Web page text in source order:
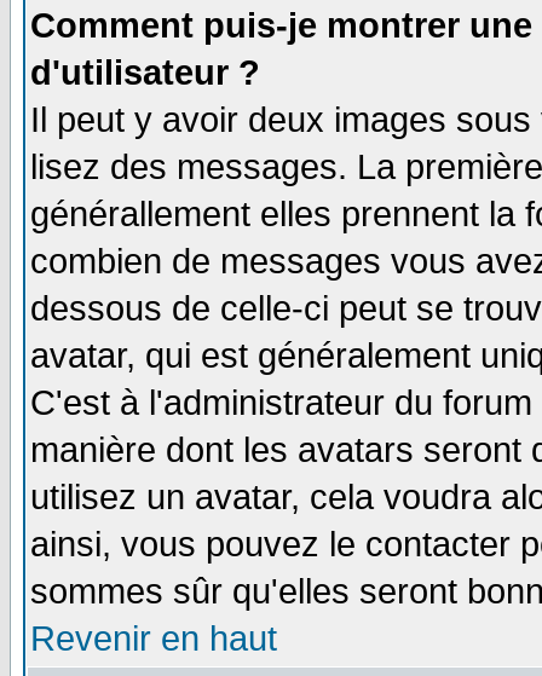
Comment puis-je montrer
d'utilisateur ?
Il peut y avoir deux images
lisez des messages. La
générallement elles prennent la
combien de messages vous
dessous de celle-ci peut se
avatar, qui est généralement
C'est à l'administrateur du
manière dont les avatars seront
utilisez un avatar, cela voudra
ainsi, vous pouvez le contacter
sommes sûr qu'elles seront
Revenir en haut